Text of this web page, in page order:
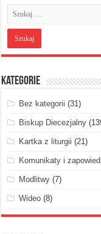
Kategorie
Bez kategorii (31)
Biskup Diecezjalny
Kartka z liturgii (21)
Komunikaty i
Modlitwy (7)
Wideo (8)